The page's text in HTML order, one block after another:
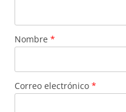
Nombre *
Correo electrónico *